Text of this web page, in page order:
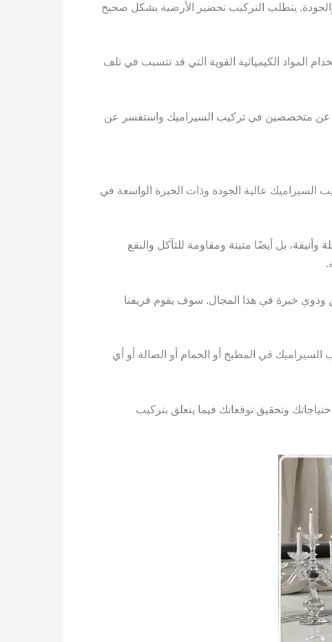
يتطلب التركيب تحضير الأرضية بشكل صحيح
الكيميائية القوية التي قد تتسبب في تلف
عن متخصصين في تركيب السيراميك واستفسر عن
عالية الجودة وذات الخبرة الواسعة في
بل أيضًا متينة ومقاومة للتآكل والبقع
وذوي خبرة في هذا المجال. سوف يقوم فريقنا
في المطبخ أو الحمام أو الصالة أو أي
وتحقيق توقعاتك فيما يتعلق بتركيب